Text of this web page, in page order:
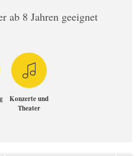
ab 8 Jahren geeignet
Konzerte und
Theater